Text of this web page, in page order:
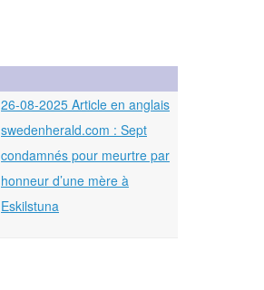
26-08-2025 Article en anglais
swedenherald.com : Sept
condamnés pour meurtre par
honneur d’une mère à
Eskilstuna